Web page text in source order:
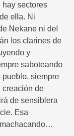
hay sectores
ella. Ni
Nekane ni del
los clarines de
y
saboteando
pueblo, siempre
creación de
de sensiblera
Esa